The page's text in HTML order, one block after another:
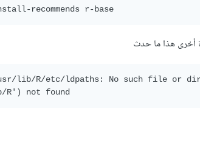
recommends r-base
lib/R/etc/ldpaths: No such file or